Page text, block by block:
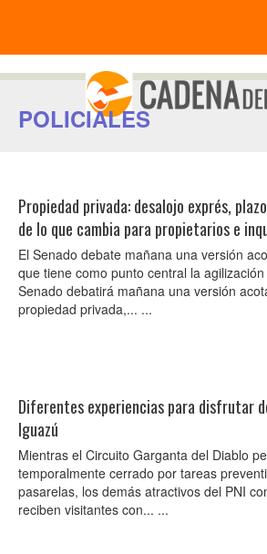
POLICIALES
Propiedad privada: desalojo exprés,
de lo que cambia para propietarios e
El Senado debate mañana una versión
que tiene como punto central la
Senado debatirá mañana una versión
propiedad privada,... ...
Diferentes experiencias para disfrutar
Iguazú
Mientras el Circuito Garganta del Diablo
temporalmente cerrado por tareas
pasarelas, los demás atractivos del PNI
reciben visitantes con... ...